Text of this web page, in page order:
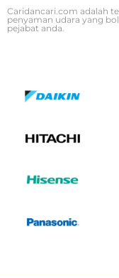
Caridancari.com adalah
penyaman udara yang
pejabat anda.